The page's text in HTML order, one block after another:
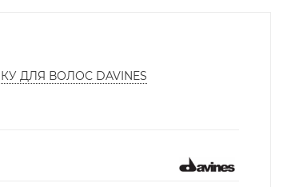
ДЛЯ ВОЛОС DAVINES